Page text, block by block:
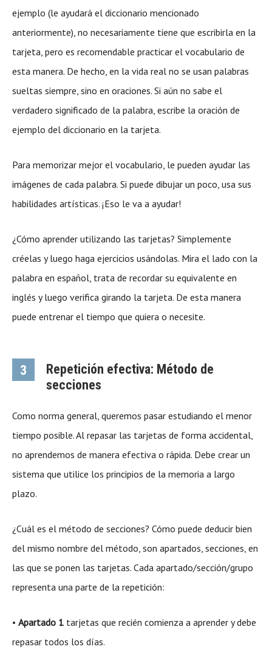
ejemplo (le ayudará el diccionario mencionado
anteriormente), no necesariamente tiene que escribirla en la
tarjeta, pero es recomendable practicar el vocabulario de
esta manera. De hecho, en la vida real no se usan palabras
sueltas siempre, sino en oraciones. Si aún no sabe el
verdadero significado de la palabra, escribe la oración de
ejemplo del diccionario en la tarjeta.
Para memorizar mejor el vocabulario, le pueden ayudar las
imágenes de cada palabra. Si puede dibujar un poco, usa sus
habilidades artísticas. ¡Eso le va a ayudar!
¿Cómo aprender utilizando las tarjetas? Simplemente
créelas y luego haga ejercicios usándolas. Mira el lado con la
palabra en español, trata de recordar su equivalente en
inglés y luego verifica girando la tarjeta. De esta manera
puede entrenar el tiempo que quiera o necesite.
3
Repetición efectiva: Método de
secciones
Como norma general, queremos pasar estudiando el menor
tiempo posible. Al repasar las tarjetas de forma accidental,
no aprendemos de manera efectiva o rápida. Debe crear un
sistema que utilice los principios de la memoria a largo
plazo.
¿Cuál es el método de secciones? Cómo puede deducir bien
del mismo nombre del método, son apartados, secciones, en
las que se ponen las tarjetas. Cada apartado/sección/grupo
representa una parte de la repetición:
• Apartado 1 tarjetas que recién comienza a aprender y debe
repasar todos los días.